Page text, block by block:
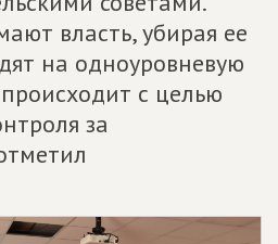
власть, убирая ее
на одноуровневую
с целью
за